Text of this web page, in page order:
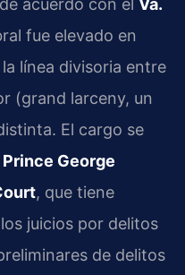
acuerdo con el Va.
fue elevado en
línea divisoria entre
(grand larceny, un
El cargo se
Prince George
, que tiene
juicios por delitos
de delitos